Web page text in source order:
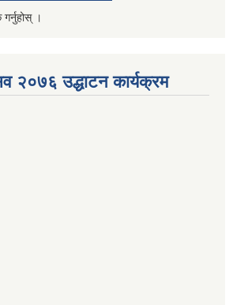
गर्नुहोस् ।
२०७६ उद्धाटन कार्यक्रम